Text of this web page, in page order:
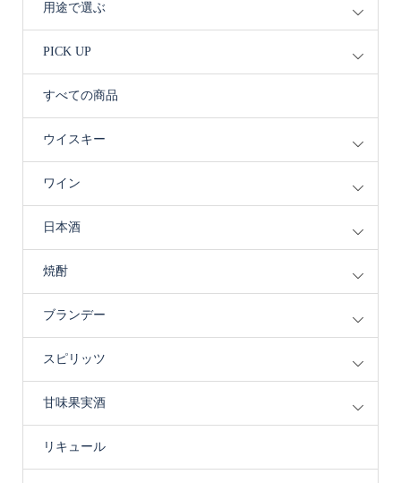
用途で選ぶ
PICK UP
すべての商品
ウイスキー
ワイン
日本酒
焼酎
ブランデー
スピリッツ
甘味果実酒
リキュール